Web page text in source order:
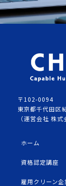
〒102-0094
東京都千代田区
（運営会社 株式
ホーム
資格認定講座
雇用クリーン